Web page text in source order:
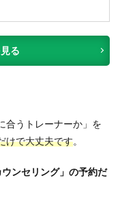
る
合うトレーナーか」を
けで大丈夫です。
ウンセリング」の予約だ